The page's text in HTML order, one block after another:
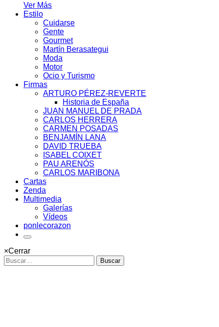
Ver Más
Estilo
Cuidarse
Gente
Gourmet
Martín Berasategui
Moda
Motor
Ocio y Turismo
Firmas
ARTURO PÉREZ-REVERTE
Historia de España
JUAN MANUEL DE PRADA
CARLOS HERRERA
CARMEN POSADAS
BENJAMÍN LANA
DAVID TRUEBA
ISABEL COIXET
PAU ARENÓS
CARLOS MARIBONA
Cartas
Zenda
Multimedia
Galerías
Vídeos
ponlecorazon
×Cerrar
Buscar